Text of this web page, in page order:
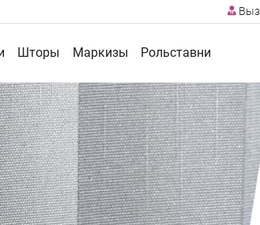
Шторы Маркизы Рольставни